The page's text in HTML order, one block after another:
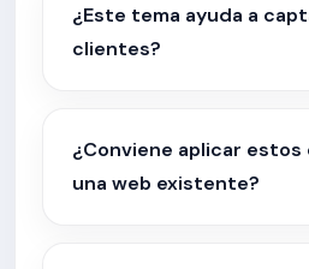
¿Este tema ayuda a
clientes?
¿Conviene aplicar estos
una web existente?